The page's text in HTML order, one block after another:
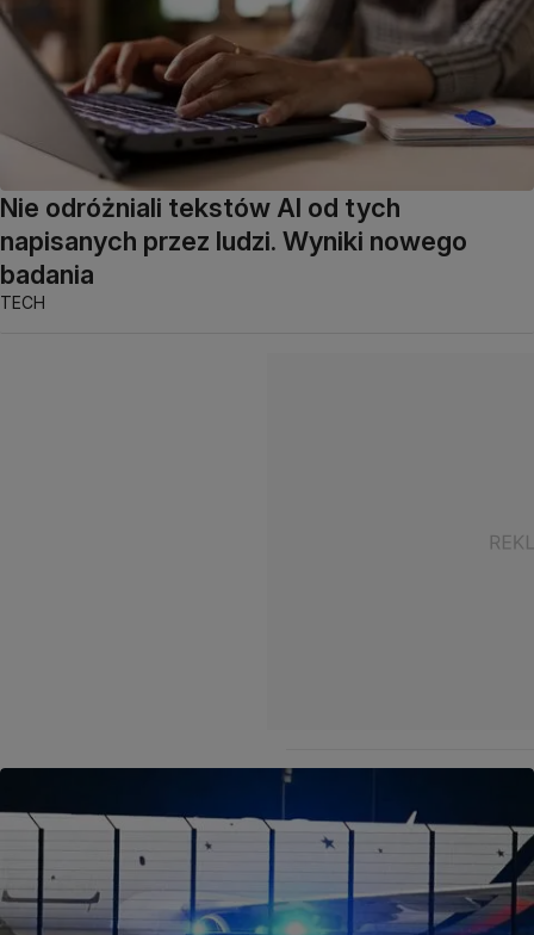
Nie odróżniali tekstów AI od tych
napisanych przez ludzi. Wyniki nowego
badania
TECH